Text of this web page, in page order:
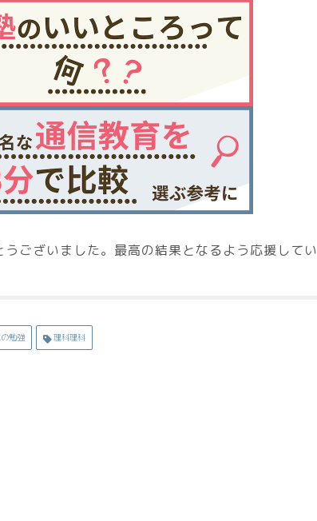
ございました。最高の結果となるよう応援してい
勉強 理科理科